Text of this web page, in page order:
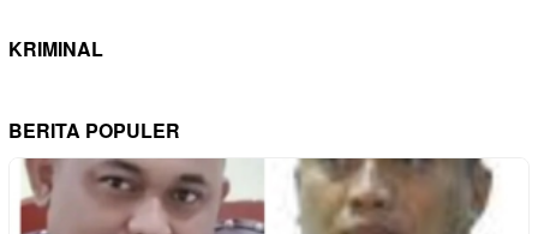
KRIMINAL
BERITA POPULER